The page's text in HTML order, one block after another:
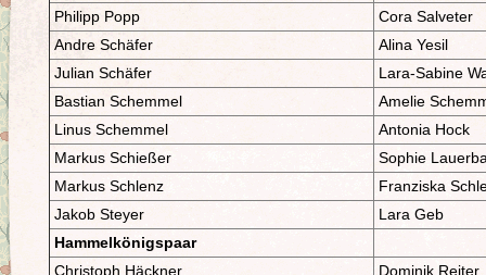
Philipp Popp
Cora Salveter
Andre Schäfer
Alina Yesil
Julian Schäfer
Lara-Sabine
Bastian Schemmel
Amelie
Linus Schemmel
Antonia Hock
Markus Schießer
Sophie
Markus Schlenz
Franziska
Jakob Steyer
Lara Geb
Hammelkönigspaar
Christoph Häckner
Dominik Reiter